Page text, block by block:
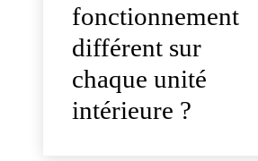
fonctionnement
différent sur
chaque unité
intérieure ?